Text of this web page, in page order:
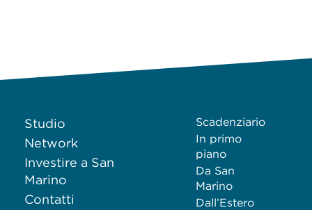
Studio
Network
Investire a San
Marino
Contatti
Scadenziario
In primo
piano
Da San
Marino
Dall’Estero